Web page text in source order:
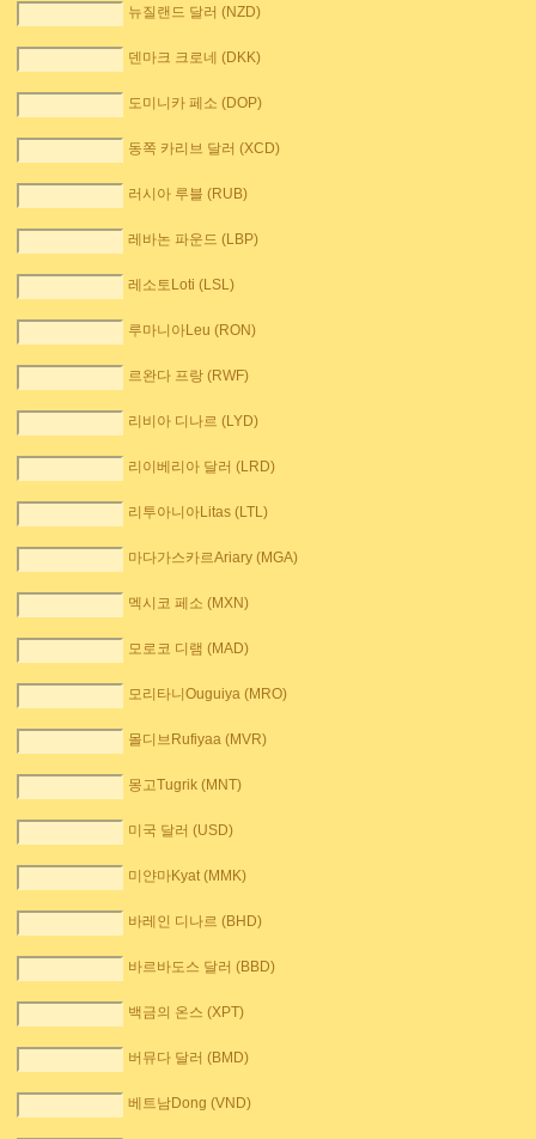
뉴질랜드 달러 (NZD)
덴마크 크로네 (DKK)
도미니카 페소 (DOP)
동쪽 카리브 달러 (XCD)
러시아 루블 (RUB)
레바논 파운드 (LBP)
레소토Loti (LSL)
루마니아Leu (RON)
르완다 프랑 (RWF)
리비아 디나르 (LYD)
리이베리아 달러 (LRD)
리투아니아Litas (LTL)
마다가스카르Ariary (MGA)
멕시코 페소 (MXN)
모로코 디램 (MAD)
모리타니Ouguiya (MRO)
몰디브Rufiyaa (MVR)
몽고Tugrik (MNT)
미국 달러 (USD)
미얀마Kyat (MMK)
바레인 디나르 (BHD)
바르바도스 달러 (BBD)
백금의 온스 (XPT)
버뮤다 달러 (BMD)
베트남Dong (VND)